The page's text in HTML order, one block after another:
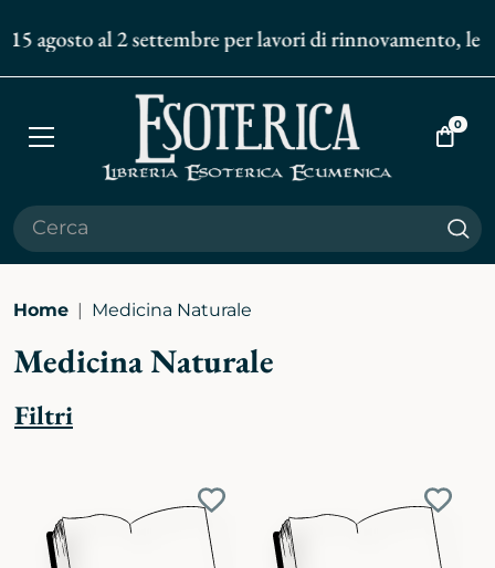
agosto al 2 settembre per lavori di rinnovamento,
Apri
Vai
0
Home Medicina Naturale
Medicina Naturale
Filtri
Aggiungi
ai
ai